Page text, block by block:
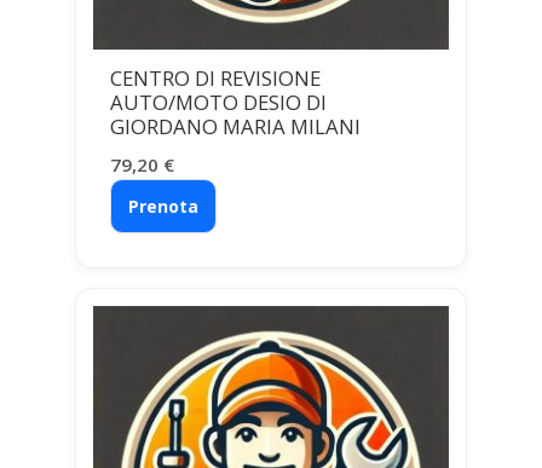
CENTRO DI REVISIONE
AUTO/MOTO DESIO DI
GIORDANO MARIA MILANI
79,20 €
Prenota